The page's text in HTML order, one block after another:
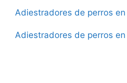
Adiestradores de perros
Adiestradores de perros